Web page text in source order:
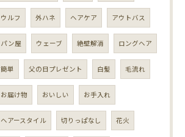
ウルフ 外ハネ ヘアケア アウトバス
パン屋 ウェーブ 絶壁解消 ロングヘア
簡単 父の日プレゼント 白髪 毛流れ
お届け物 おいしい お手入れ
ヘアースタイル 切りっぱなし 花火